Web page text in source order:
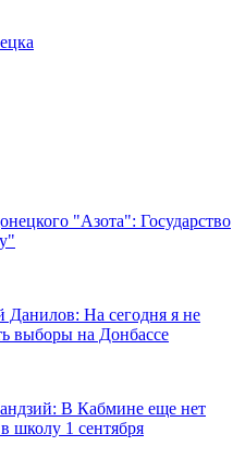
"Азота": Государство
На сегодня я не
выборы на Донбассе
В Кабмине еще нет
школу 1 сентября